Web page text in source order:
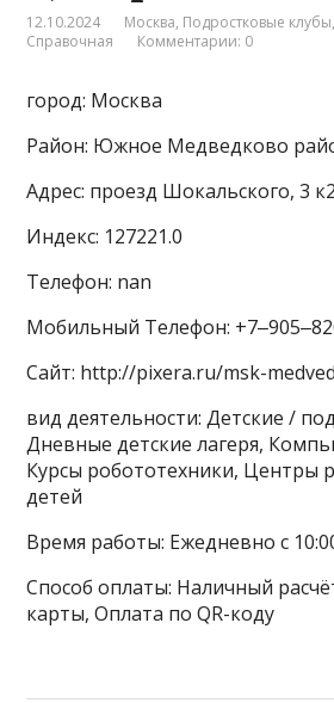
12.10.2024 Москва, Подростковые клубы,
Справочная
Комментарии: 0
город: Москва
Район: Южное Медведково
Адрес: проезд Шокальского, 3 к2
Индекс: 127221.0
Телефон: nan
Мобильный Телефон:
Сайт: http://pixera.ru/msk-
вид деятельности: Детские /
Дневные детские лагеря,
Курсы робототехники, Центры
детей
Время работы: Ежедневно с
Способ оплаты: Наличный
карты, Оплата по QR-коду